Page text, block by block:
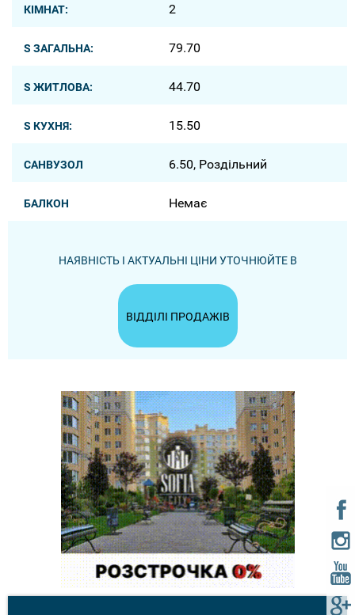
КІМНАТ: 2
S ЗАГАЛЬНА: 79.70
S ЖИТЛОВА: 44.70
S КУХНЯ: 15.50
САНВУЗОЛ 6.50, Роздільний
БАЛКОН Немає
НАЯВНІСТЬ І АКТУАЛЬНІ ЦІНИ УТОЧНЮЙТЕ В
ВІДДІЛІ ПРОДАЖІВ